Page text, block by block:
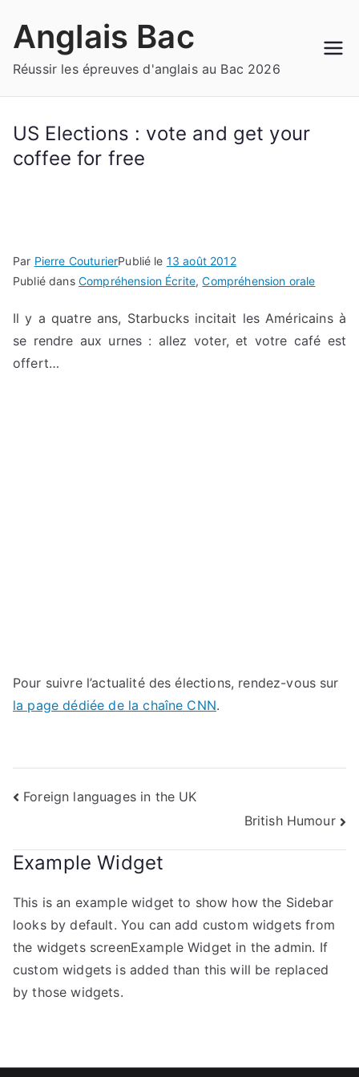
Anglais Bac
Réussir les épreuves d'anglais au Bac 2026
US Elections : vote and get your
coffee for free
Par Pierre CouturierPublié le 13 août 2012
Publié dans Compréhension Écrite,Compréhension orale
Il y a quatre ans, Starbucks incitait les Américains à
se rendre aux urnes : allez voter, et votre café est
offert…
Pour suivre l’actualité des élections, rendez-vous sur
la page dédiée de la chaîne CNN.
Navigation
l’article
Foreign languages in the UK
British Humour
Example Widget
This is an example widget to show how the Sidebar
looks by default. You can add custom widgets from
the widgets screenExample Widget in the admin. If
custom widgets is added than this will be replaced
by those widgets.